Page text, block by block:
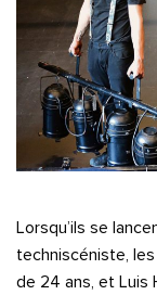
Lorsqu’ils se
techniscéniste,
de 24 ans, et Luis